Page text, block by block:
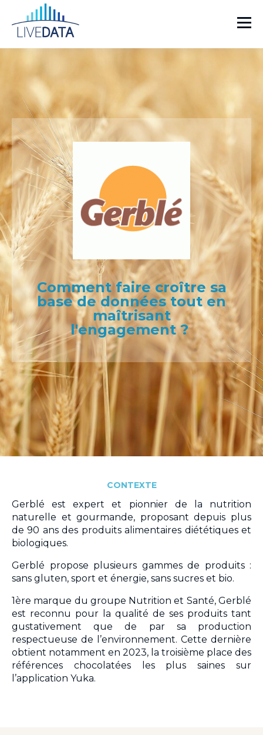
Comment faire croître sa
base de données tout en
maîtrisant
l'engagement?
CONTEXTE
Gerblé est expert et pionnier de la nutrition
naturelle et gourmande, proposant depuis plus
de 90 ans des produits alimentaires diététiques et
biologiques.
Gerblé propose plusieurs gammes de produits :
sans gluten, sport et énergie, sans sucres et bio.
1ère marque du groupe Nutrition et Santé, Gerblé
est reconnu pour la qualité de ses produits tant
gustativement que de par sa production
respectueuse de l’environnement. Cette dernière
obtient notamment en 2023, la troisième place des
références chocolatées les plus saines sur
l’application Yuka.